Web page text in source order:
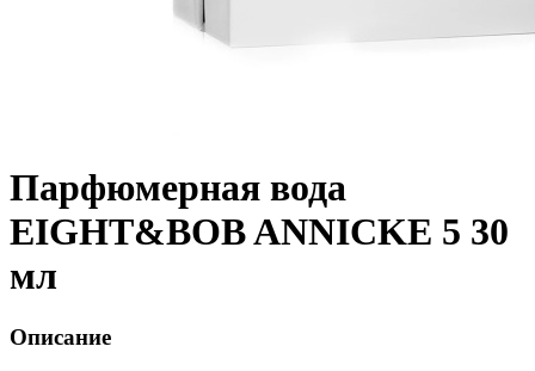
Парфюмерная вода
EIGHT&BOB ANNICKE 5 30
мл
Описание